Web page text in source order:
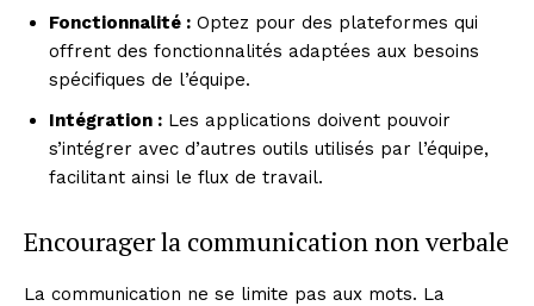
Fonctionnalité : Optez pour des plateformes qui
offrent des fonctionnalités adaptées aux besoins
spécifiques de l’équipe.
Intégration : Les applications doivent pouvoir
s’intégrer avec d’autres outils utilisés par l’équipe,
facilitant ainsi le flux de travail.
Encourager la communication non verbale
La communication ne se limite pas aux mots. La